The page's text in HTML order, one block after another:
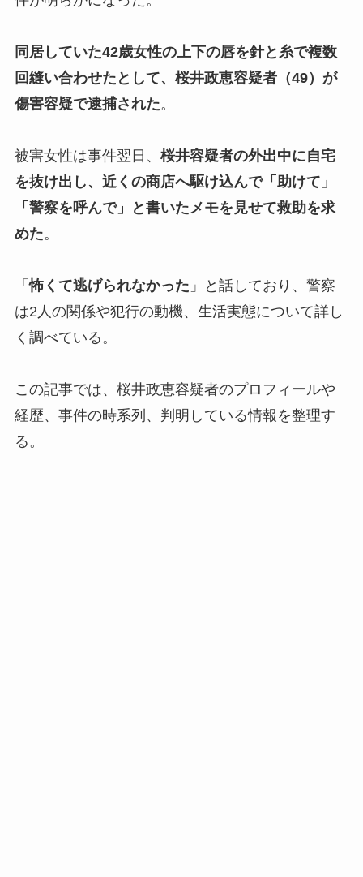
同居していた42歳女性の上下の唇を針と糸で複数
回縫い合わせたとして、桜井政恵容疑者（49）が
傷害容疑で逮捕された。
被害女性は事件翌日、 桜井容疑者の外出中に自宅
を抜け出し、近くの商店へ駆け込んで「助けて」
「警察を呼んで」と書いたメモを見せて救助を求
めた。
「怖くて逃げられなかった 」と話しており、警察
は2人の関係や犯行の動機、生活実態について詳し
く調べている。
この記事では、桜井政恵容疑者のプロフィールや
経歴、事件の時系列、判明している情報を整理す
る。